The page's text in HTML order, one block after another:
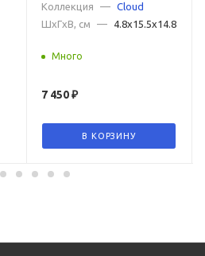
Коллекция
— Cloud
ШxГxВ, см
— 4.8x15.5x14.8
Много
7 450₽
В КОРЗИНУ